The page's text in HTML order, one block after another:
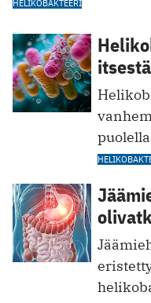
HELIKOBAKTEERI